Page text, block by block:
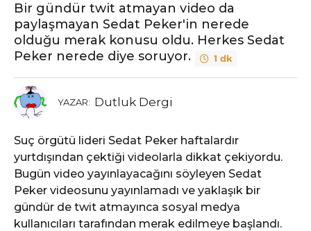
l
ö
n
5
ö
e
Bir gündür twit atmayan video da
paylaşmayan Sedat Peker'in nerede
olduğu merak konusu oldu. Herkes Sedat
Peker nerede diye soruyor.
1 dk
YAZAR: Dutluk Dergi
Suç örgütü lideri Sedat Peker haftalardır
yurtdışından çektiği videolarla dikkat çekiyordu.
Bugün video yayınlayacağını söyleyen Sedat
Peker videosunu yayınlamadı ve yaklaşık bir
gündür de twit atmayınca sosyal medya
kullanıcıları tarafından merak edilmeye başlandı.